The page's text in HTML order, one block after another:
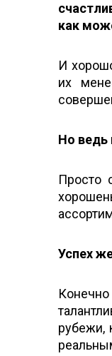
как
И
их
Но ведь
Просто
Успех
рубежи,